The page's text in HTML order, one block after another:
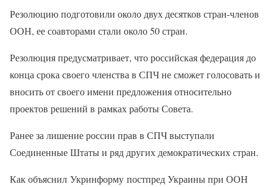
Резолюцию подготовили около двух десятков стран-членов
ООН, ее соавторами стали около 50 стран.
Резолюция предусматривает, что российская федерация до
конца срока своего членства в СПЧ не сможет голосовать и
вносить от своего имени предложения относительно
проектов решений в рамках работы Совета.
Ранее за лишение россии прав в СПЧ выступали
Соединенные Штаты и ряд других демократических стран.
Как объяснил Укринформу постпред Украины при ООН